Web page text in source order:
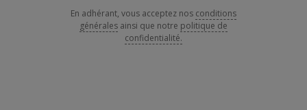
En adhérant, vous acceptez nos conditions
générales ainsi que notre politique de
confidentialité.